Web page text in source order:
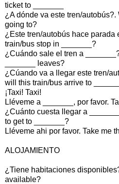
ticket to _______
¿A dónde va este tren/
going to?
¿Este tren/autobús hace parada
train/bus stop in _______?
¿Cuándo sale el tren a
_______ leaves?
¿Cúando va a llegar este tren/
will this train/bus arrive to
¡Taxi! Taxi!
Lléveme a _______, por favor.
¿Cuánto cuesta llegar a
to get to _______?
Lléveme ahi por favor. Take me
ALOJAMIENTO
¿Tiene habitaciones
available?